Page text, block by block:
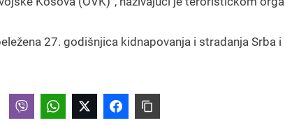
27. godišnjica kidnapovanja i stradanja Srba